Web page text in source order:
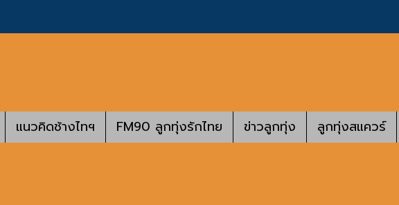
แนวคิดช้างไทฯ FM90 ลูกทุ่งรักไทย ข่าวลูกทุ่ง ลูกทุ่งสแควร์